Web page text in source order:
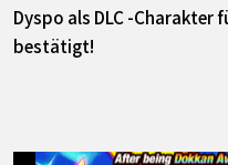
Dyspo als DLC -Charakter
bestätigt!